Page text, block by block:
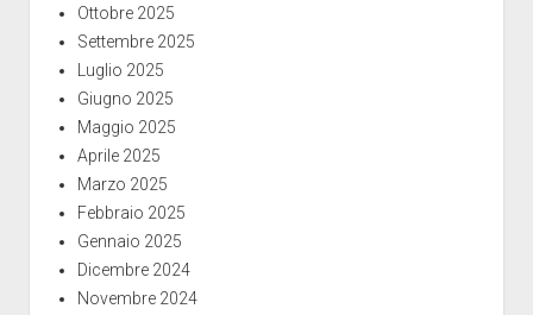
Ottobre 2025
Settembre 2025
Luglio 2025
Giugno 2025
Maggio 2025
Aprile 2025
Marzo 2025
Febbraio 2025
Gennaio 2025
Dicembre 2024
Novembre 2024